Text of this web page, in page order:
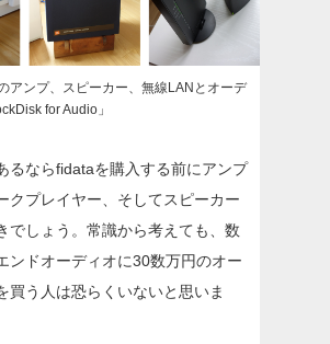
アンプ、スピーカー、無線LANとオーデ
for Audio」
るならfidataを購入する前にアンプ
クプレイヤー、そしてスピーカー
でしょう。常識から考えても、数
ンドオーディオに30数万円のオー
買う人は恐らくいないと思いま